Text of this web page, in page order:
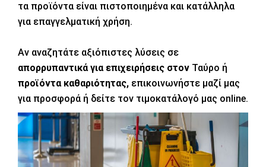
τα προϊόντα είναι πιστοποιημένα και κατάλληλα
για επαγγελματική χρήση.
Αν αναζητάτε αξιόπιστες λύσεις σε
απορρυπαντικά για επιχειρήσεις στον Ταύρο ή
προϊόντα καθαριότητας, επικοινωνήστε μαζί μας
για προσφορά ή δείτε τον τιμοκατάλογό μας online.